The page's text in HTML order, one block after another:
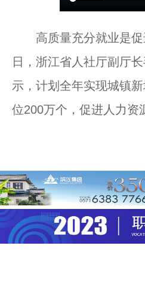
高质量充分就业是促
日，浙江省人社厅副厅
示，计划全年实现城镇
位200万个，促进人力资